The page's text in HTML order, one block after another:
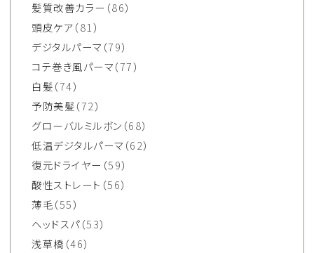
髪質改善カラー （86）
頭皮ケア（81）
デジタルパーマ （79）
コテ巻き風パーマ（77）
白髪（74）
予防美髪（72）
グローバルミルボン （68）
低温デジタルパーマ （62）
復元ドライヤー （59）
酸性ストレート （56）
薄毛（55）
ヘッドスパ（53）
浅草橋 （46）